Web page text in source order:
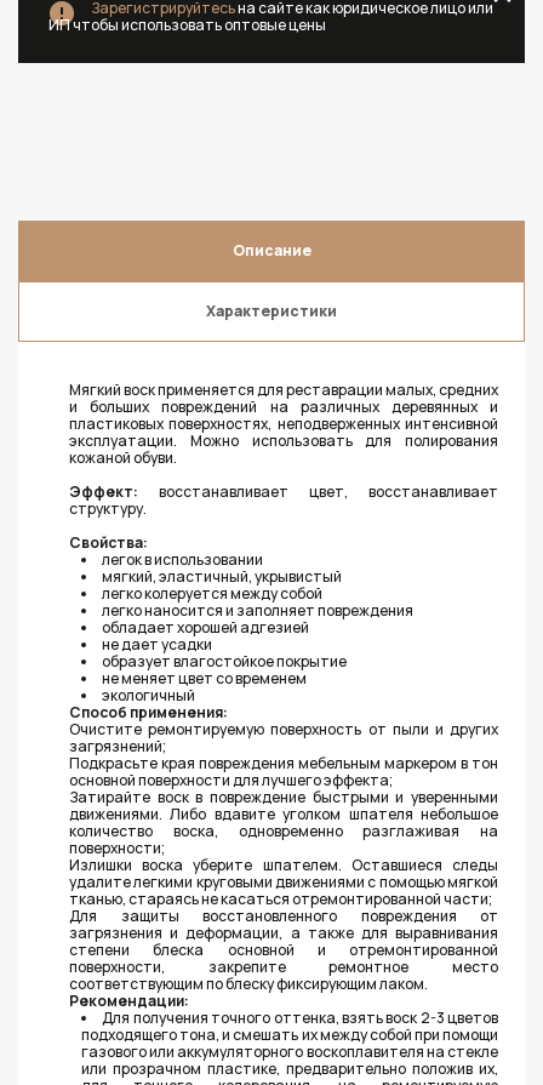
Зарегистрируйтесьна сайте как юридическое лицо или
ИП чтобы использовать оптовые цены
Описание
Характеристики
Мягкий воск применяется для реставрации малых, средних
и больших повреждений на различных деревянных и
пластиковых поверхностях, неподверженных интенсивной
эксплуатации. Можно использовать для полирования
кожаной обуви.
Эффект: восстанавливает цвет, восстанавливает
структуру.
Свойства:
легок в использовании
мягкий, эластичный, укрывистый
легко колеруется между собой
легко наносится и заполняет повреждения
обладает хорошей адгезией
не дает усадки
образует влагостойкое покрытие
не меняет цвет со временем
экологичный
Способ применения:
Очистите ремонтируемую поверхность от пыли и других
загрязнений;
Подкрасьте края повреждения мебельным маркером в тон
основной поверхности для лучшего эффекта;
Затирайте воск в повреждение быстрыми и уверенными
движениями. Либо вдавите уголком шпателя небольшое
количество воска, одновременно разглаживая на
поверхности;
Излишки воска уберите шпателем. Оставшиеся следы
удалите легкими круговыми движениями с помощью мягкой
тканью, стараясь не касаться отремонтированной части;
Для защиты восстановленного повреждения от
загрязнения и деформации, а также для выравнивания
степени блеска основной и отремонтированной
поверхности, закрепите ремонтное место
соответствующим по блеску фиксирующим лаком.
Рекомендации:
Для получения точного оттенка, взять воск 2-3 цветов
подходящего тона, и смешать их между собой при помощи
газового или аккумуляторного воскоплавителя на стекле
или прозрачном пластике, предварительно положив их,